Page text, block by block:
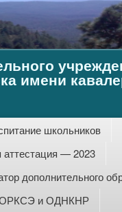
имени
школьников
аттестация — 2023
дополнительного
и ОДНКНР